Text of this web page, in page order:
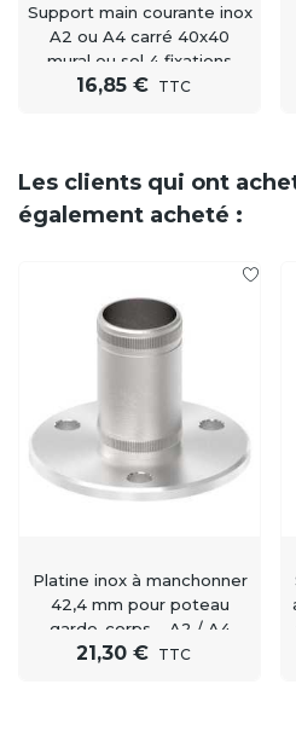
Support main courante inox
A2 ou A4 carré 40x40
mural ou sol 4 fixations
16,85 € TTC
Les clients qui ont
également acheté :
Platine inox à manchonner
42,4 mm pour poteau
garde-corps – A2 / A4
21,30 € TTC